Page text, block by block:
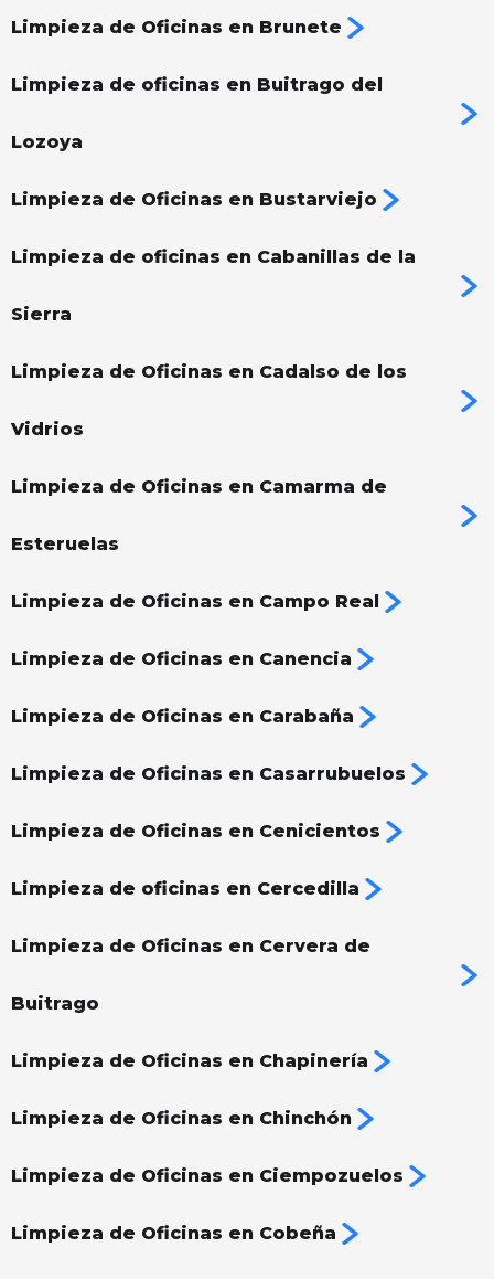
Limpieza de Oficinas en Brunete
Limpieza de oficinas en Buitrago del
Lozoya
Limpieza de Oficinas en Bustarviejo
Limpieza de oficinas en Cabanillas de la
Sierra
Limpieza de Oficinas en Cadalso de los
Vidrios
Limpieza de Oficinas en Camarma de
Esteruelas
Limpieza de Oficinas en Campo Real
Limpieza de Oficinas en Canencia
Limpieza de Oficinas en Carabaña
Limpieza de Oficinas en Casarrubuelos
Limpieza de Oficinas en Cenicientos
Limpieza de oficinas en Cercedilla
Limpieza de Oficinas en Cervera de
Buitrago
Limpieza de Oficinas en Chapinería
Limpieza de Oficinas en Chinchón
Limpieza de Oficinas en Ciempozuelos
Limpieza de Oficinas en Cobeña